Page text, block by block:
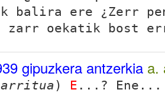
balira ere ¿Zerr
zarr oekatik bost
gipuzkera antzerkia a.
) E ...? Ene...